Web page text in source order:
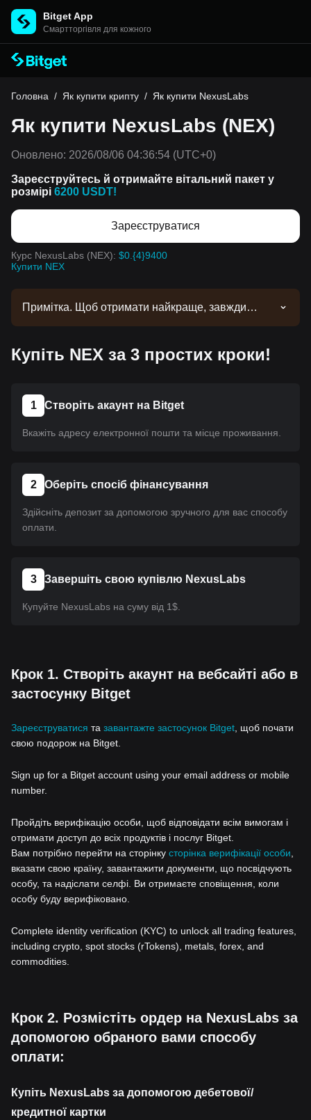
Bitget App
Cмартторгівля для кожного
Головна / Як купити крипту / Як купити NexusLabs
Як купити NexusLabs (NEX)
Оновлено: 2026/08/06 04:36:54 (UTC+0)
Зареєструйтесь й отримайте вітальний пакет у
розмірі 6200 USDT!
Зареєструватися
Курс NexusLabs (NEX): $0.{4}9400
Купити NEX
Примітка. Щоб отримати найкраще, завжди
вона стане доступною на Bitget, ви зможете
один і той самий посібник.
Купіть NEX за 3 простих кроки!
1 Створіть акаунт на Bitget
Вкажіть адресу електронної пошти та місце проживання.
2 Оберіть спосіб фінансування
Здійсніть депозит за допомогою зручного для вас способу
оплати.
3 Завершіть свою купівлю NexusLabs
Купуйте NexusLabs на суму від 1$.
Крок 1. Створіть акаунт на вебсайті або в
застосунку Bitget
Зареєструватися та завантажте застосунок Bitget , щоб почати
свою подорож на Bitget.
Sign up for a Bitget account using your email address or mobile
number.
Пройдіть верифікацію особи, щоб відповідати всім вимогам і
отримати доступ до всіх продуктів і послуг Bitget.
Вам потрібно перейти на сторінку сторінка верифікації особи
вказати свою країну, завантажити документи, що посвідчують
особу, та надіслати селфі. Ви отримаєте сповіщення, коли
особу буду верифіковано.
Complete identity verification (KYC) to unlock all trading features,
including crypto, spot stocks (rTokens), metals, forex, and
commodities.
Крок 2. Розмістіть ордер на NexusLabs за
допомогою обраного вами способу
оплати:
Купіть NexusLabs за допомогою дебетової/
кредитної картки